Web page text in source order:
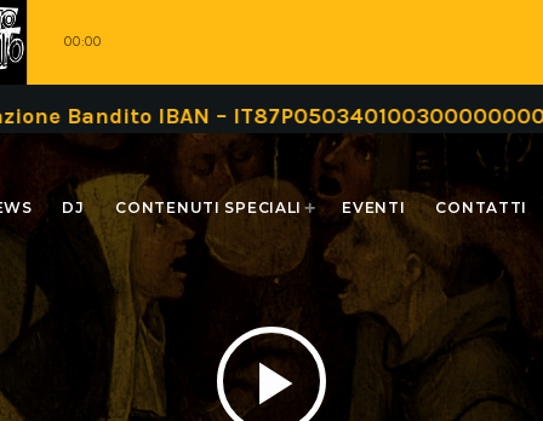
00:00
IBAN – IT87P0503401003000000000999
DJ CONTENUTI SPECIALI EVENTI CONTATTI
play_arrow